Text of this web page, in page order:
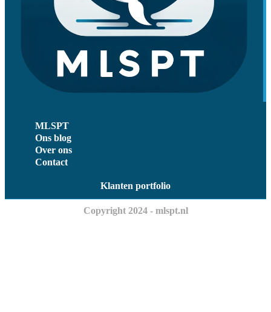
MLSPT
Ons blog
Over ons
Contact
Klanten portfolio
Copyright 2024 - mlspt.nl